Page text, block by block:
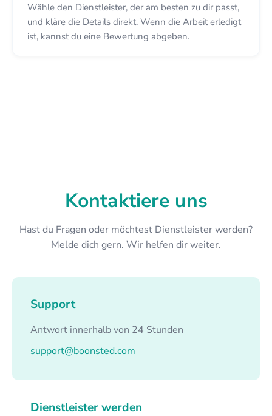
Wähle den Dienstleister, der am besten zu dir passt,
und kläre die Details direkt. Wenn die Arbeit erledigt
ist, kannst du eine Bewertung abgeben.
Kontaktiere uns
Hast du Fragen oder möchtest Dienstleister werden?
Melde dich gern. Wir helfen dir weiter.
Support
Antwort innerhalb von 24 Stunden
support@boonsted.com
Dienstleister werden